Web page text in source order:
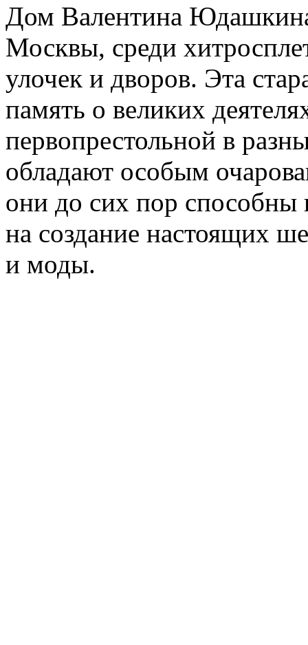
Дом Валентина
Москвы, среди
улочек и дворов. Эта
память о великих
первопрестольной в
обладают особым
они до сих пор способны
на создание настоящих
и моды.